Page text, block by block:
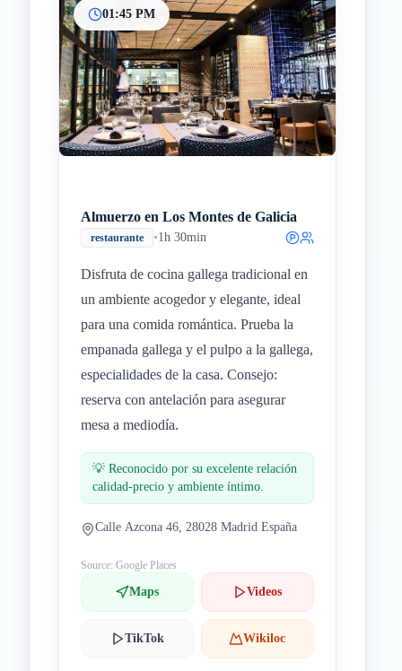
01:45 PM
Almuerzo en Los Montes de Galicia
restaurante •1h 30min
Disfruta de cocina gallega tradicional en
un ambiente acogedor y elegante, ideal
para una comida romántica. Prueba la
empanada gallega y el pulpo a la gallega,
especialidades de la casa. Consejo:
reserva con antelación para asegurar
mesa a mediodía.
💡 Reconocido por su excelente relación
calidad-precio y ambiente íntimo.
Calle Azcona 46, 28028 Madrid España
Source: Google Places
Maps Videos
TikTok Wikiloc